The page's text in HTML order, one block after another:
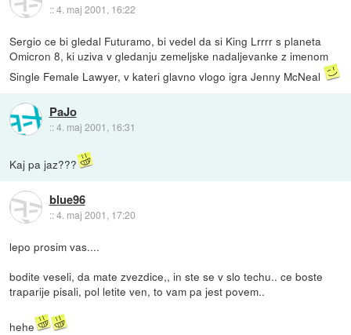
::4. maj 2001, 16:22
Sergio ce bi gledal Futuramo, bi vedel da si King Lrrrr s planeta
Omicron 8, ki uziva v gledanju zemeljske nadaljevanke z imenom
Single Female Lawyer, v kateri glavno vlogo igra Jenny McNeal
PaJo
::4. maj 2001, 16:31
Kaj pa jaz???
blue96
::4. maj 2001, 17:20
lepo prosim vas....
bodite veseli, da mate zvezdice,, in ste se v slo techu.. ce boste
traparije pisali, pol letite ven, to vam pa jest povem..
hehe